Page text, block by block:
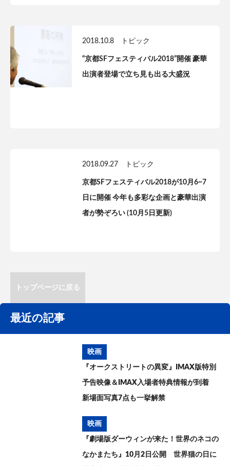
2018.10.8 トピック
“京都SFフェスティバル2018”開催 豪華
出演者登場で立ち見も出る大盛況
2018.09.27 トピック
京都SFフェスティバル2018が10月6~7
日に開催 今年も多彩な企画と豪華出演
者が勢ぞろい (10月5日更新)
トップページに戻る
最近の記事
映画
『オークストリートの異変』IMAX版特別
予告映像＆IMAX入場者特典情報が到着
新場面写真7点も一挙解禁
映画
『劇場版ダーウィンが来た！世界のネコの
なかまたち』10月2日公開 世界猫の日に